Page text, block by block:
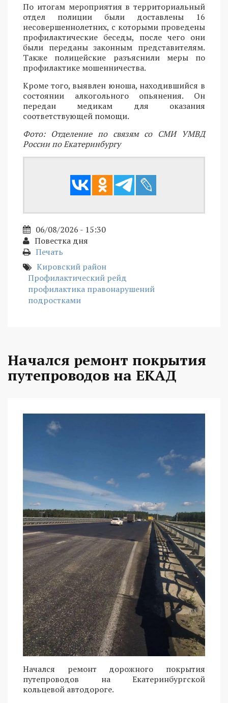
По итогам мероприятия в территориальный
отдел полиции были доставлены 16
несовершеннолетних, с которыми проведены
профилактические беседы, после чего они
были переданы законным представителям.
Также полицейские разъяснили меры по
профилактике мошенничества.
Кроме того, выявлен юноша, находившийся в
состоянии алкогольного опьянения. Он
передан медикам для оказания
соответствующей помощи.
Фото: Отделение по связям со СМИ УМВД
России по Екатеринбургу
06/08/2026 - 15:30
Повестка дня
Печать
Кировский район
Профилактический рейд
профилактика правонарушений
подростками
Начался ремонт покрытия
путепроводов на ЕКАД
Начался ремонт дорожного покрытия
путепроводов на Екатеринбургской
кольцевой автодороге.